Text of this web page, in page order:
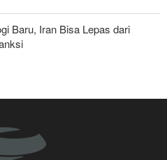
Baru, Iran Bisa Lepas dari
Al-Mokha—Puluhan Pasukan